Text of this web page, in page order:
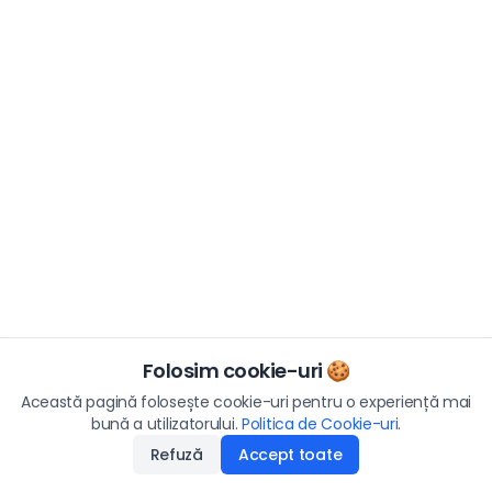
Folosim cookie-uri 🍪
Această pagină folosește cookie-uri pentru o experiență mai
bună a utilizatorului. Politica de Cookie-uri.
Refuză
Accept toate